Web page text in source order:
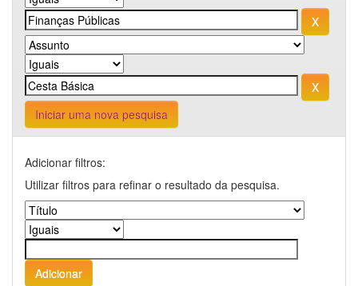
Iniciar uma nova pesquisa
Adicionar filtros:
Utilizar filtros para refinar o resultado da pesquisa.